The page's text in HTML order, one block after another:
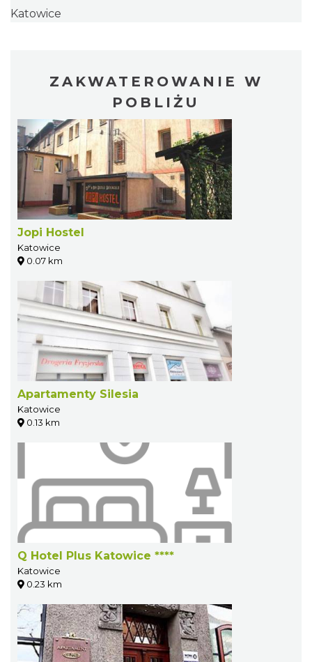
Katowice
ZAKWATEROWANIE W
POBLIŻU
Jopi Hostel
Katowice
0.07 km
Apartamenty Silesia
Katowice
0.13 km
Q Hotel Plus Katowice ****
Katowice
0.23 km